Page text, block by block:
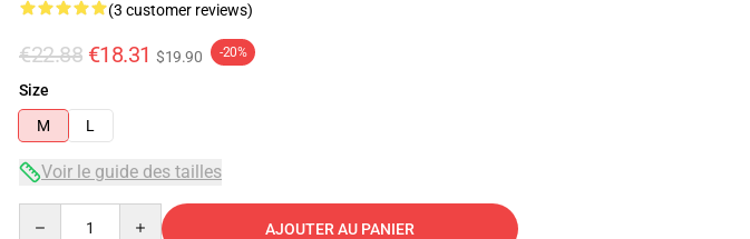
(3 customer reviews)
€22.88 €18.31 $19.90 -20%
Size
M
L
Voir le guide des tailles
AJOUTER AU PANIER